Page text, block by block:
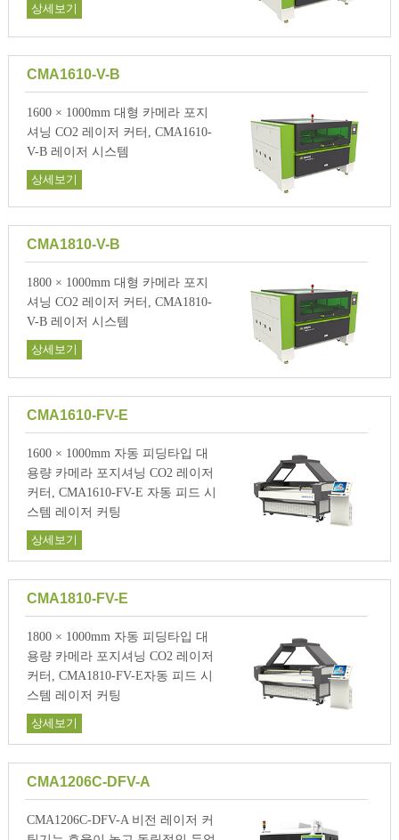
상세보기
CMA1610-V-B
1600 × 1000mm 대형 카메라 포지
셔닝 CO2 레이저 커터, CMA1610-
V-B 레이저 시스템
상세보기
CMA1810-V-B
1800 × 1000mm 대형 카메라 포지
셔닝 CO2 레이저 커터, CMA1810-
V-B 레이저 시스템
상세보기
CMA1610-FV-E
1600 × 1000mm 자동 피딩타입 대
용량 카메라 포지셔닝 CO2 레이저
커터, CMA1610-FV-E 자동 피드 시
스템 레이저 커팅
상세보기
CMA1810-FV-E
1800 × 1000mm 자동 피딩타입 대
용량 카메라 포지셔닝 CO2 레이저
커터, CMA1810-FV-E자동 피드 시
스템 레이저 커팅
상세보기
CMA1206C-DFV-A
CMA1206C-DFV-A 비전 레이저 커